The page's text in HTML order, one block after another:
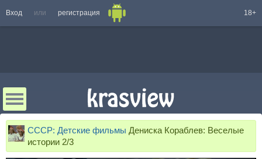
Вход или регистрация 18+
СССР: Детские фильмы Дениска Кораблев: Веселые
истории 2/3